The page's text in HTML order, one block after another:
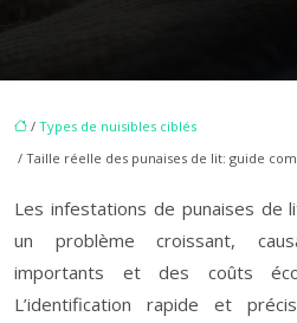
/ Types de nuisibles ciblés
/ Taille réelle des punaises de lit: guide
Les infestations de punaises de
un problème croissant,
importants et des coûts
L’identification rapide et